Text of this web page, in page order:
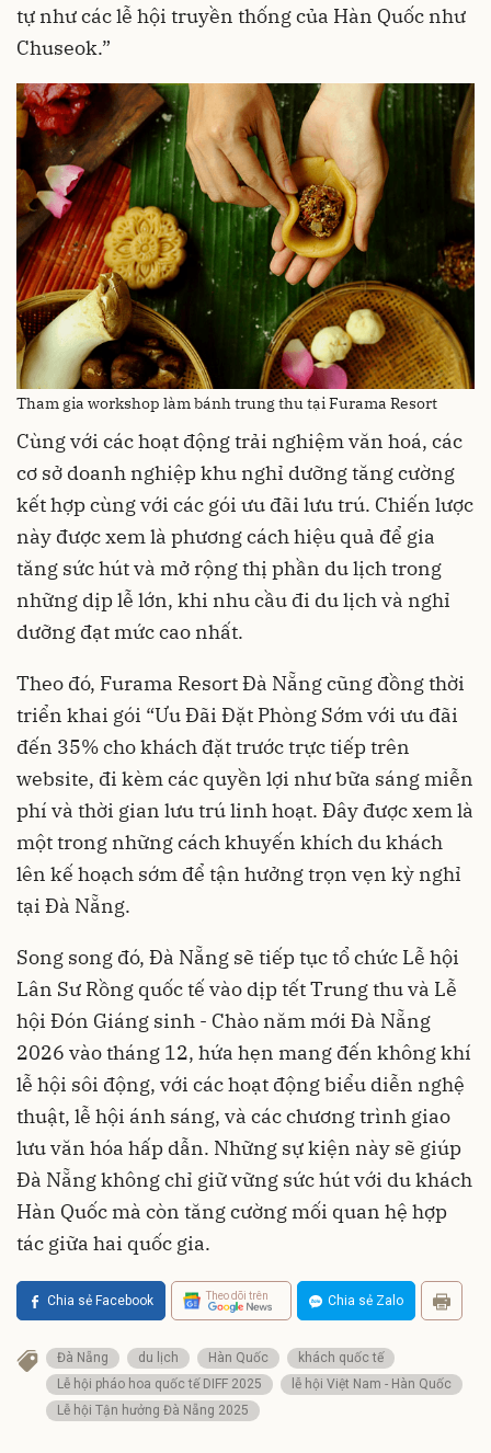
tự như các lễ hội truyền thống của Hàn Quốc như
Chuseok.”
Tham gia workshop làm bánh trung thu tại Furama Resort
Cùng với các hoạt động trải nghiệm văn hoá, các
cơ sở doanh nghiệp khu nghỉ dưỡng tăng cường
kết hợp cùng với các gói ưu đãi lưu trú. Chiến lược
này được xem là phương cách hiệu quả để gia
tăng sức hút và mở rộng thị phần du lịch trong
những dịp lễ lớn, khi nhu cầu đi du lịch và nghỉ
dưỡng đạt mức cao nhất.
Theo đó, Furama Resort Đà Nẵng cũng đồng thời
triển khai gói “Ưu Đãi Đặt Phòng Sớm với ưu đãi
đến 35% cho khách đặt trước trực tiếp trên
website, đi kèm các quyền lợi như bữa sáng miễn
phí và thời gian lưu trú linh hoạt. Đây được xem là
một trong những cách khuyến khích du khách
lên kế hoạch sớm để tận hưởng trọn vẹn kỳ nghỉ
tại Đà Nẵng.
Song song đó, Đà Nẵng sẽ tiếp tục tổ chức Lễ hội
Lân Sư Rồng quốc tế vào dịp tết Trung thu và Lễ
hội Đón Giáng sinh - Chào năm mới Đà Nẵng
2026 vào tháng 12, hứa hẹn mang đến không khí
lễ hội sôi động, với các hoạt động biểu diễn nghệ
thuật, lễ hội ánh sáng, và các chương trình giao
lưu văn hóa hấp dẫn. Những sự kiện này sẽ giúp
Đà Nẵng không chỉ giữ vững sức hút với du khách
Hàn Quốc mà còn tăng cường mối quan hệ hợp
tác giữa hai quốc gia.
Chia sẻ Facebook Theo dõi trên Chia sẻ Zalo
Đà Nẵng du lịch Hàn Quốc
khách quốc tế
Lễ hội pháo hoa quốc tế DIFF 2025
lễ hội Việt Nam - Hàn Quốc
Lễ hội Tận hưởng Đà Nẵng 2025